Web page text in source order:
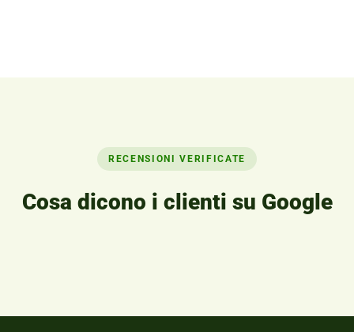
RECENSIONI VERIFICATE
Cosa dicono i clienti su Google